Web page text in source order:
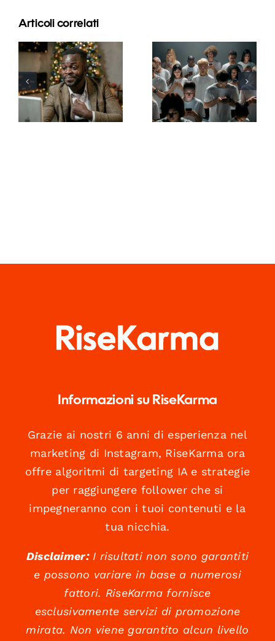
Articoli correlati
Come
nascondere i
follower su
LinkedIn per
proteggere
Consigli per
creare
annunci
Facebook
straordinari
che
Informazioni su RiseKarma
Grazie ai nostri 6 anni di esperienza nel
marketing di Instagram, RiseKarma ora
offre algoritmi di targeting IA e strategie
per raggiungere follower che si
impegneranno con i tuoi contenuti e la
tua nicchia.
Disclaimer:I risultati non sono garantiti
e possono variare in base a numerosi
fattori. RiseKarma fornisce
esclusivamente servizi di promozione
mirata. Non viene garantito alcun livello